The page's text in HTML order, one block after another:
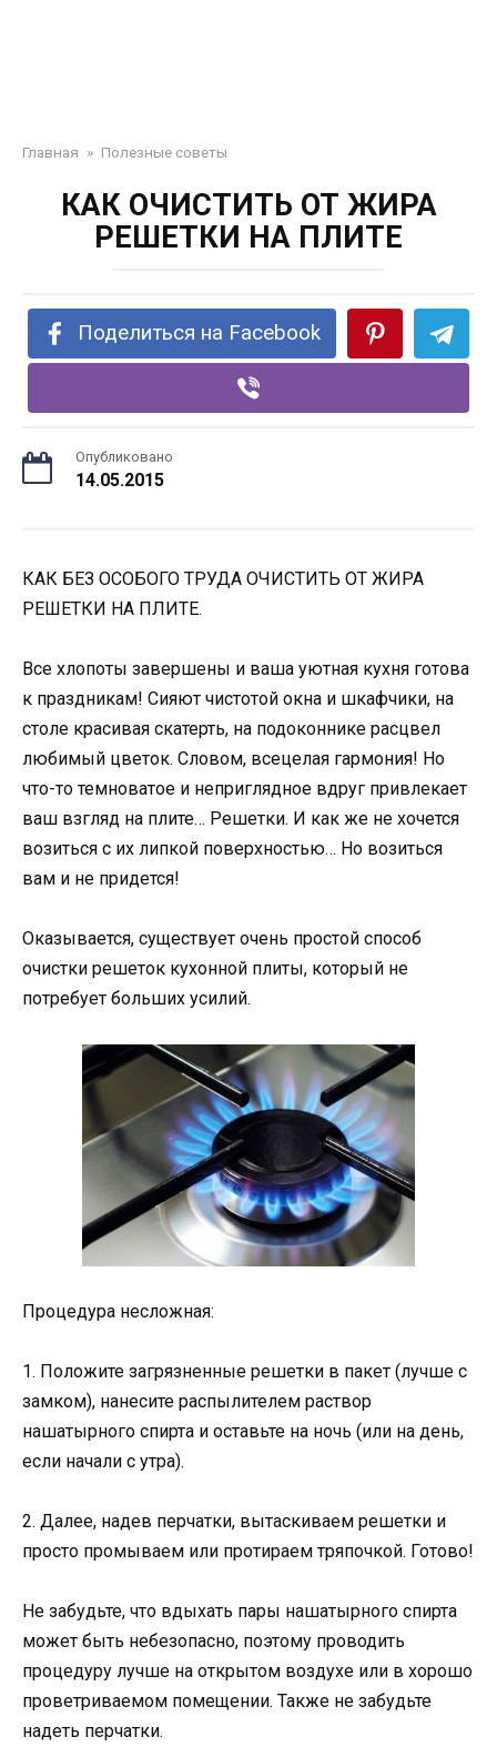
Главная » Полезные советы
КАК ОЧИСТИТЬ ОТ ЖИРА
РЕШЕТКИ НА ПЛИТЕ
Поделиться на Facebook
Опубликовано
14.05.2015
КАК БЕЗ ОСОБОГО ТРУДА ОЧИСТИТЬ ОТ ЖИРА
РЕШЕТКИ НА ПЛИТЕ.
Все хлопоты завершены и ваша уютная кухня готова
к праздникам! Сияют чистотой окна и шкафчики, на
столе красивая скатерть, на подоконнике расцвел
любимый цветок. Словом, всецелая гармония! Но
что-то темноватое и неприглядное вдруг привлекает
ваш взгляд на плите… Решетки. И как же не хочется
возиться с их липкой поверхностью… Но возиться
вам и не придется!
Оказывается, существует очень простой способ
очистки решеток кухонной плиты, который не
потребует больших усилий.
Процедура несложная:
1. Положите загрязненные решетки в пакет (лучше с
замком), нанесите распылителем раствор
нашатырного спирта и оставьте на ночь (или на день,
если начали с утра).
2. Далее, надев перчатки, вытаскиваем решетки и
просто промываем или протираем тряпочкой. Готово!
Не забудьте, что вдыхать пары нашатырного спирта
может быть небезопасно, поэтому проводить
процедуру лучше на открытом воздухе или в хорошо
проветриваемом помещении. Также не забудьте
надеть перчатки.